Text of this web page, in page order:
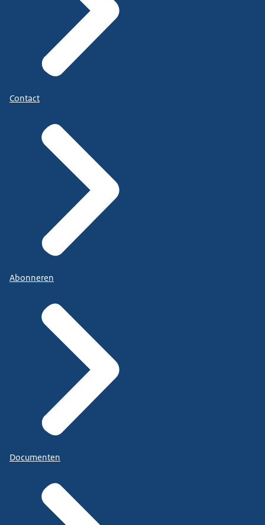
Contact
Abonneren
Documenten